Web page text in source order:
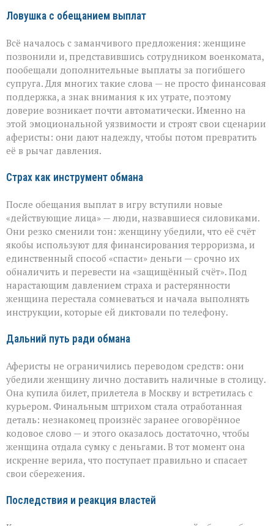
Ловушка с обещанием выплат
Всё началось с заманчивого предложения: женщине
позвонили и, представившись сотрудником военкомата,
пообещали дополнительные выплаты за погибшего
супруга. Для многих такие слова — не просто финансовая
поддержка, а знак внимания к их утрате, поэтому
доверие возникает почти автоматически. Именно на
этой эмоциональной уязвимости и строят свои сценарии
аферисты: они дают надежду, чтобы потом превратить
её в рычаг давления.
Страх как инструмент обмана
После обещания выплат в игру вступили новые
«действующие лица» — люди, назвавшиеся силовиками.
Они резко сменили тон: женщину убедили, что её счёт
якобы используют для финансирования терроризма, и
единственный способ «спасти» деньги — срочно их
обналичить и перевести на «защищённый счёт». Под
нарастающим давлением страха и растерянности
женщина перестала сомневаться и начала выполнять
инструкции, которые ей диктовали по телефону.
Дальний путь ради обмана
Аферисты не ограничились переводом средств: они
убедили женщину лично доставить наличные в столицу.
Она купила билет, прилетела в Москву и встретилась с
курьером. Финальным штрихом стала отработанная
деталь: незнакомец произнёс заранее оговорённое
кодовое слово — и этого оказалось достаточно, чтобы
женщина отдала сумку с деньгами. В тот момент она
искренне верила, что поступает правильно и спасает
свои сбережения.
Последствия и реакция властей